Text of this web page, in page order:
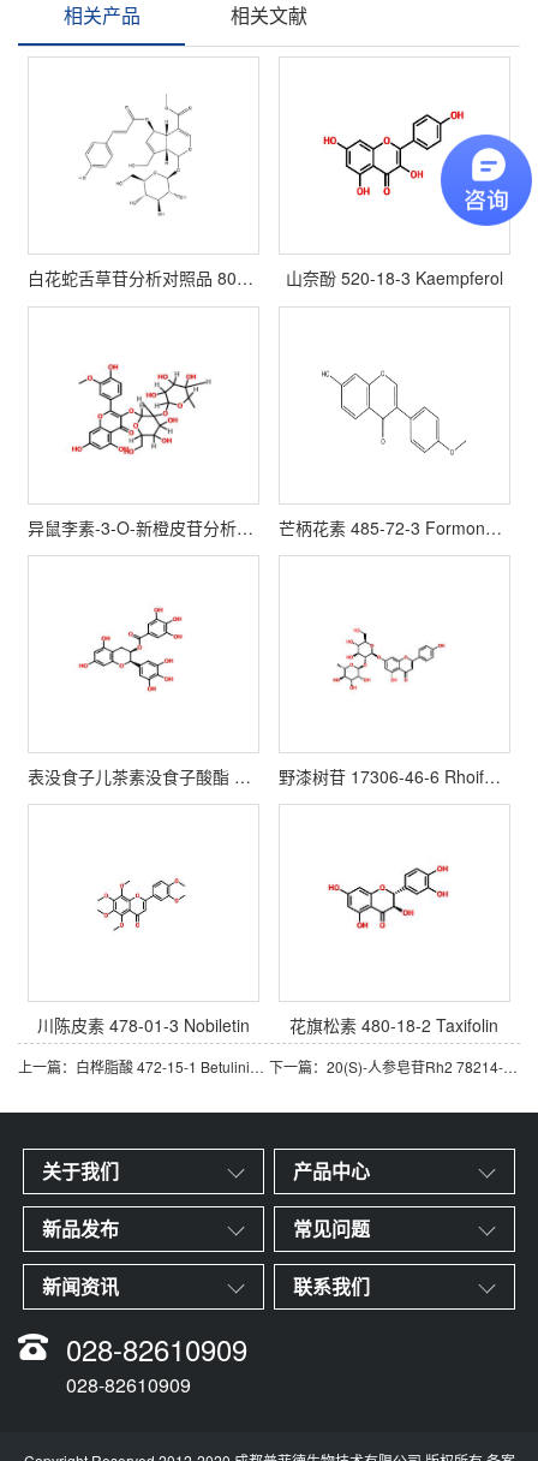
相关产品 相关文献
白花蛇舌草苷分析对照品 80159-07-5 山奈酚 520-18-3 Kaempferol
异鼠李素-3-O-新橙皮苷分析对照品 55033-90-4 芒柄花素 485-72-3 Formononetin
表没食子儿茶素没食子酸酯 989-51-5 EGCG 野漆树苷 17306-46-6 Rhoifolin
川陈皮素 478-01-3 Nobiletin 花旗松素 480-18-2 Taxifolin
上一篇：白桦脂酸 472-15-1 Betulinic acid 下一篇：20(S)-人参皂苷Rh2 78214-33-2 Ginsenoside Rh2
关于我们 产品中心
新品发布 常见问题
新闻资讯 联系我们
028-82610909
028-82610909